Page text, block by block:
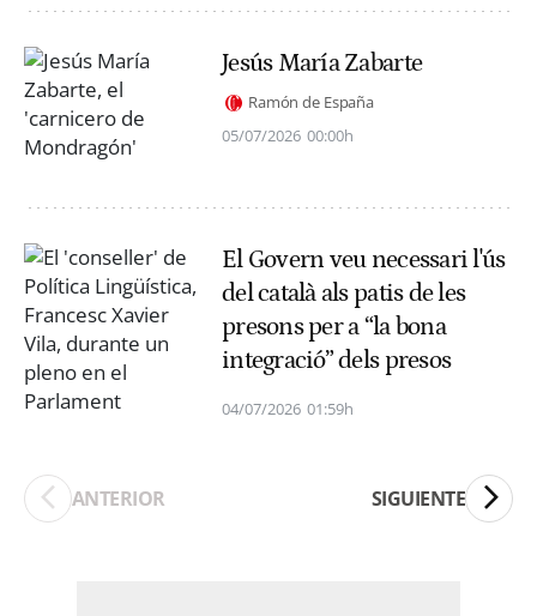
Jesús María Zabarte
Ramón de España
05/07/2026 00:00h
El Govern veu necessari l'ús
del català als patis de les
presons per a “la bona
integració” dels presos
04/07/2026 01:59h
ANTERIOR SIGUIENTE